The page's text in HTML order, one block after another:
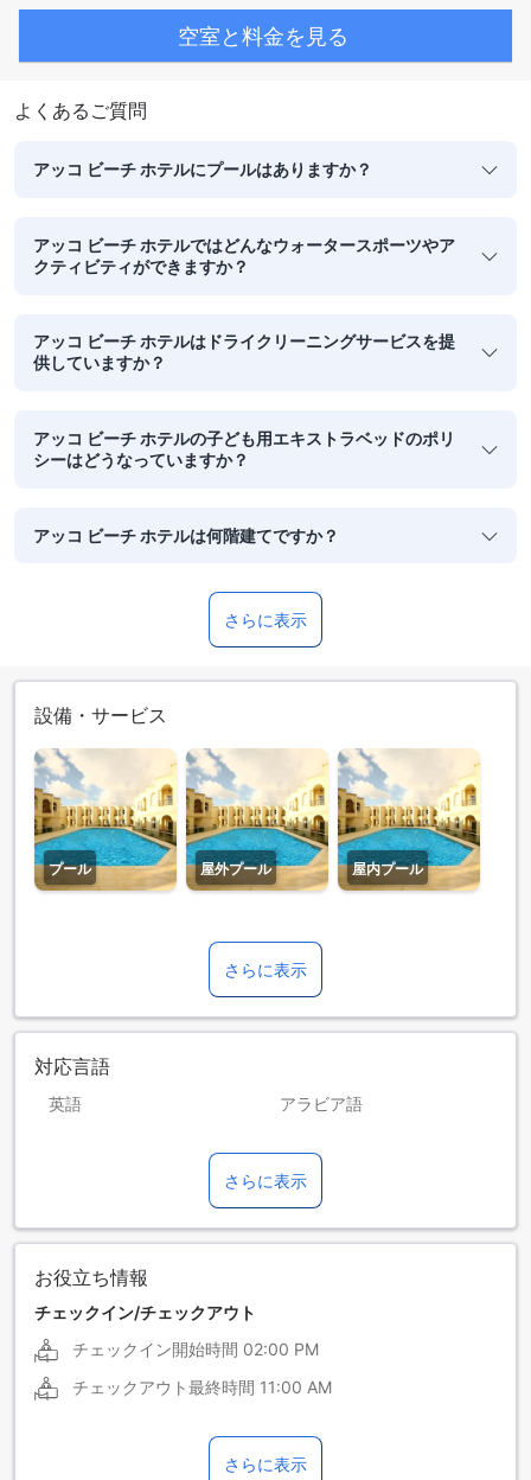
空室と料金を見る
よくあるご質問
アッコ ビーチ ホテルにプールはありますか？
アッコ ビーチ ホテルではどんなウォータースポーツやア
クティビティができますか？
アッコ ビーチ ホテルはドライクリーニングサービスを提
供していますか？
アッコ ビーチ ホテルの子ども用エキストラベッドのポリ
シーはどうなっていますか？
アッコ ビーチ ホテルは何階建てですか？
さらに表示
設備・サービス
プール 屋外プール 屋内プール
さらに表示
対応言語
英語 アラビア語
ヘブライ語
ロシア語
さらに表示
お役立ち情報
チェックイン/チェックアウト
チェックイン開始時間 02:00 PM
チェックアウト最終時間 11:00 AM
さらに表示